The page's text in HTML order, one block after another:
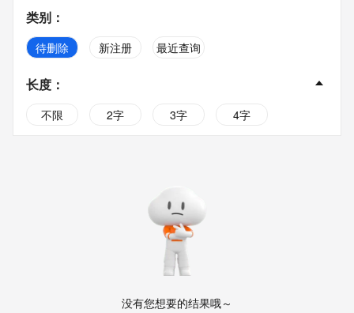
类别 ：
待删除 新注册 最近查询
长度 ：
不限 2字 3字
4字
没有您想要的结果哦～